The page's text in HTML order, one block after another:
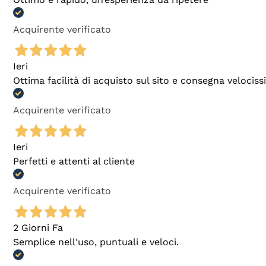
Acquirente verificato
Ieri
Ottima facilità di acquisto sul sito e consegna
Acquirente verificato
Ieri
Perfetti e attenti al cliente
Acquirente verificato
2 Giorni Fa
Semplice nell'uso, puntuali e veloci.